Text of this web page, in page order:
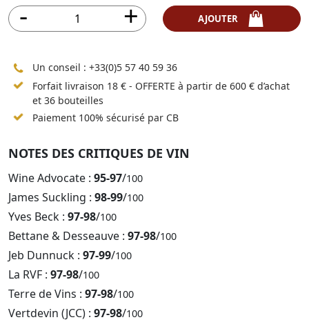
Un conseil : +33(0)5 57 40 59 36
Forfait livraison 18 € - OFFERTE à partir de 600 € d’achat
et 36 bouteilles
Paiement 100% sécurisé par CB
NOTES DES CRITIQUES DE VIN
Wine Advocate : 95-97/100
James Suckling : 98-99/100
Yves Beck : 97-98/100
Bettane & Desseauve : 97-98/100
Jeb Dunnuck : 97-99/100
La RVF : 97-98/100
Terre de Vins : 97-98/100
Vertdevin (JCC) : 97-98/100